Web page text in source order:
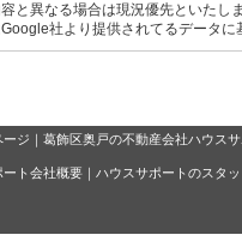
と異なる場合は現況優先といたし
Google社より提供されてるデータ
ージ ｜ 葛飾区奥戸の不動産会社ハウス
ト会社概要 ｜ ハウスサポートのスタ